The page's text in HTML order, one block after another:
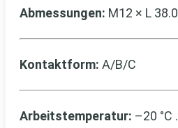
Abmessungen: M12 × L
Kontaktform: A/B/C
Arbeitstemperatur: –20 °C